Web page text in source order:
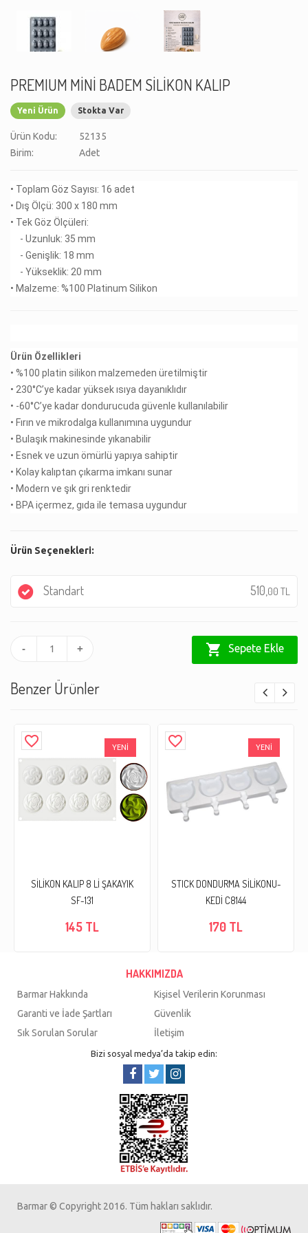
PREMIUM MİNİ BADEM SİLİKON KALIP
Yeni Ürün Stokta Var
Ürün Kodu:
52135
Birim:
Adet
• Toplam Göz Sayısı: 16 adet
• Dış Ölçü: 300 x 180 mm
• Tek Göz Ölçüleri:
- Uzunluk: 35 mm
- Genişlik: 18 mm
- Yükseklik: 20 mm
• Malzeme: %100 Platinum Silikon
Ürün Özellikleri
• %100 platin silikon malzemeden üretilmiştir
• 230°C’ye kadar yüksek ısıya dayanıklıdır
• -60°C’ye kadar dondurucuda güvenle kullanılabilir
• Fırın ve mikrodalga kullanımına uygundur
• Bulaşık makinesinde yıkanabilir
• Esnek ve uzun ömürlü yapıya sahiptir
• Kolay kalıptan çıkarma imkanı sunar
• Modern ve şık gri renktedir
• BPA içermez, gıda ile temasa uygundur
Ürün Seçenekleri:
Standart 510, 00 TL
- + shopping_cart Sepete Ekle
Benzer Ürünler
favorite_border YENİ
SİLİKON KALIP 8 Lİ ŞAKAYIK
SF-131
145 TL
favorite_border YENİ
STICK DONDURMA SİLİKONU-
KEDİ C8144
170 TL
HAKKIMIZDA
Barmar Hakkında
Kişisel Verilerin Korunması
Garanti ve İade Şartları
Güvenlik
Sık Sorulan Sorular
İletişim
Bizi sosyal medya’da takip edin:
Barmar © Copyright 2016. Tüm hakları saklıdır.